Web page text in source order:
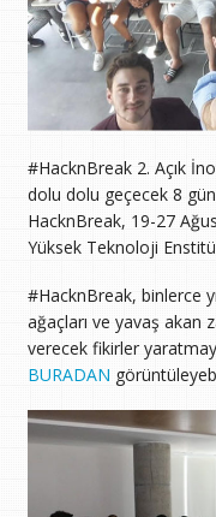
#HacknBreak 2. Açık
dolu dolu geçecek 8 gün
HacknBreak, 19-27
Yüksek Teknoloji
#HacknBreak, binlerce
ağaçları ve yavaş akan
verecek fikirler
BURADAN